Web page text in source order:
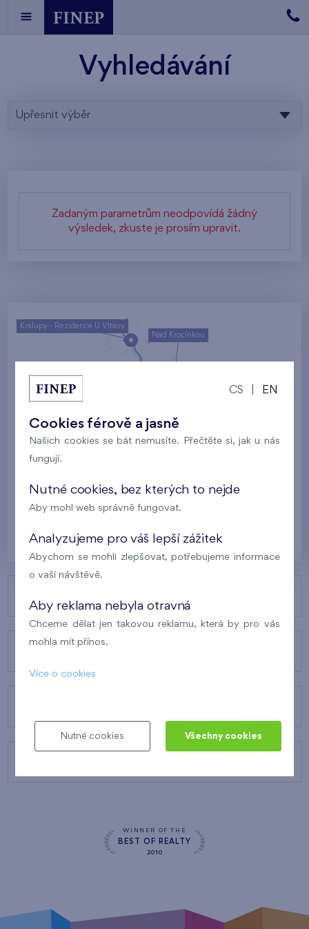
Vyhledávání
Upřesnit výběr
Zadaným parametrům neodpovídá žádný
výsledek, zkuste je prosím upravit.
Nad Krocínkou
Rodinné domy Britská čtvrť
Britská čtvrť
Kralupy - Rezidence U Vltavy
O FINEPU
WINNER OF THE
BEST OF REALTY
2010
CS EN
Cookies férově a jasně
Našich cookies se bát nemusíte. Přečtěte si, jak u nás
fungují.
Nutné cookies, bez kterých to nejde
Aby mohl web správně fungovat.
Analyzujeme pro váš lepší zážitek
Abychom se mohli zlepšovat, potřebujeme informace
o vaší návštěvě.
Aby reklama nebyla otravná
Chceme dělat jen takovou reklamu, která by pro vás
mohla mít přínos.
Více o cookies
Nutné cookies Všechny cookies